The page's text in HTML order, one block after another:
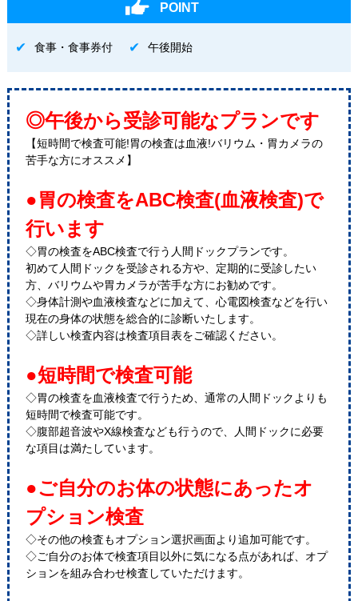
POINT
食事・食事券付 午後開始
◎午後から受診可能なプランです
【短時間で検査可能!胃の検査は血液!バリウム・胃カメラの
苦手な方にオススメ】
●胃の検査をABC検査(血液検査)で
行います
◇胃の検査をABC検査で行う人間ドックプランです。
初めて人間ドックを受診される方や、定期的に受診したい
方、バリウムや胃カメラが苦手な方にお勧めです。
◇身体計測や血液検査などに加えて、心電図検査などを行い
現在の身体の状態を総合的に診断いたします。
◇詳しい検査内容は検査項目表をご確認ください。
●短時間で検査可能
◇胃の検査を血液検査で行うため、通常の人間ドックよりも
短時間で検査可能です。
◇腹部超音波やX線検査なども行うので、人間ドックに必要
な項目は満たしています。
●ご自分のお体の状態にあったオ
プション検査
◇その他の検査もオプション選択画面より追加可能です。
◇ご自分のお体で検査項目以外に気になる点があれば、オプ
ションを組み合わせ検査していただけます。